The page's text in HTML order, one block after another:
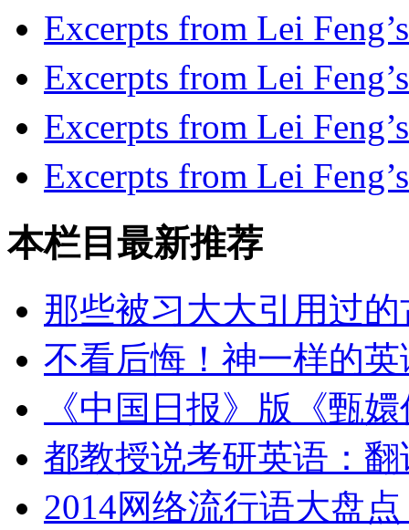
Excerpts from Lei
Excerpts from Lei
Excerpts from Lei
Excerpts from Lei
本栏目最新推荐
那些被习大大引用过
不看后悔！神一样的
《中国日报》版《甄
都教授说考研英语：
2014网络流行语大盘